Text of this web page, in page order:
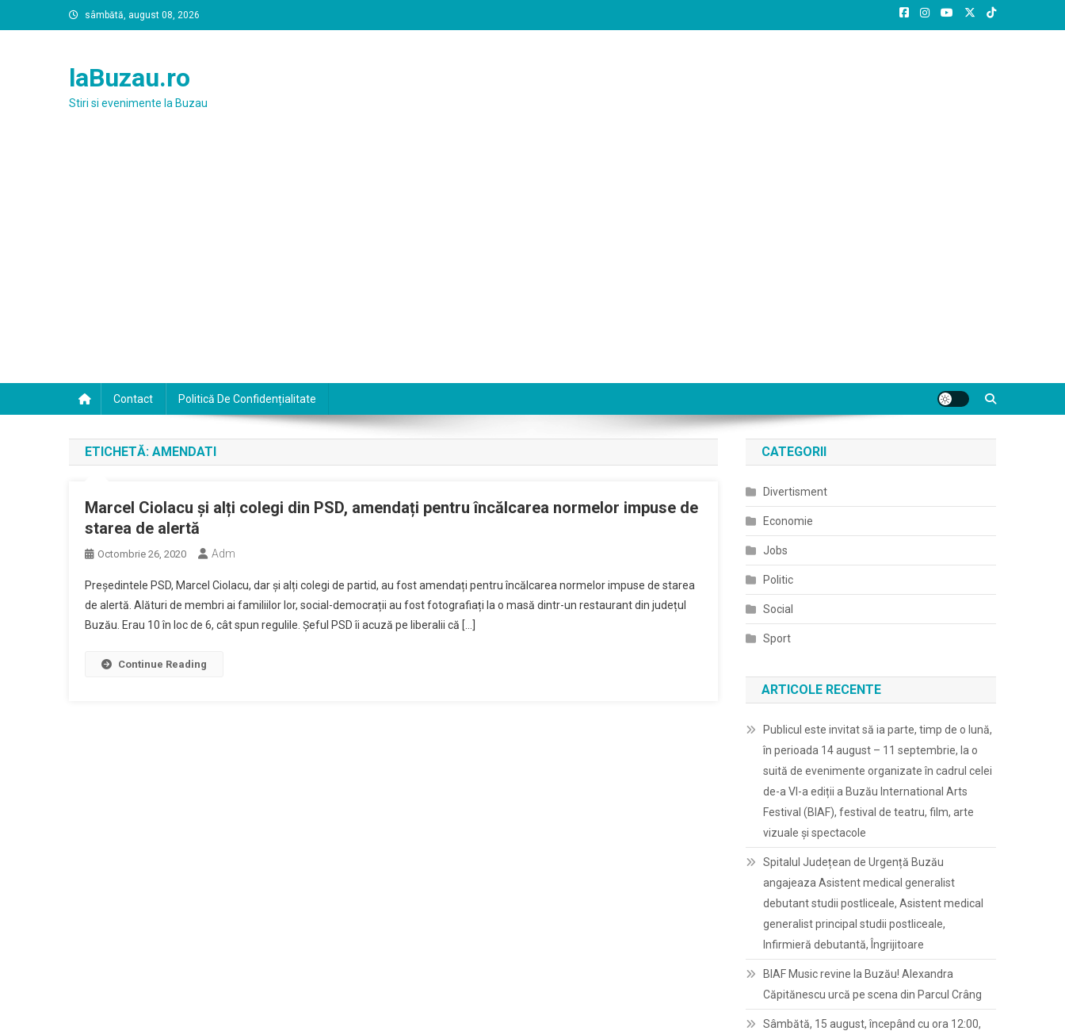
to
sâmbătă, august 08, 2026
laBuzau.ro
Stiri si evenimente la Buzau
Contact Politică De Confidențialitate
ETICHETĂ: AMENDATI
Marcel Ciolacu și alți colegi din PSD, amendați pentru încălcarea normelor impuse de
starea de alertă
Octombrie 26, 2020 Adm
Președintele PSD, Marcel Ciolacu, dar și alți colegi de partid, au fost amendați pentru încălcarea normelor impuse de starea
de alertă. Alături de membri ai familiilor lor, social-democrații au fost fotografiați la o masă dintr-un restaurant din județul
Buzău. Erau 10 în loc de 6, cât spun regulile. Șeful PSD îi acuză pe liberalii că […]
Continue Reading
CATEGORII
Divertisment
Economie
Jobs
Politic
Social
Sport
ARTICOLE RECENTE
Publicul este invitat să ia parte, timp de o lună,
în perioada 14 august – 11 septembrie, la o
suită de evenimente organizate în cadrul celei
de-a VI-a ediții a Buzău International Arts
Festival (BIAF), festival de teatru, film, arte
vizuale și spectacole
Spitalul Județean de Urgență Buzău
angajeaza Asistent medical generalist
debutant studii postliceale, Asistent medical
generalist principal studii postliceale,
Infirmieră debutantă, Îngrijitoare
BIAF Music revine la Buzău! Alexandra
Căpitănescu urcă pe scena din Parcul Crâng
Sâmbătă, 15 august, începând cu ora 12:00,